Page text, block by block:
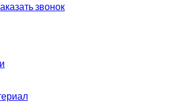
звонок